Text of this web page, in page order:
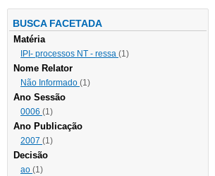
BUSCA FACETADA
Matéria
IPI- processos NT - ressa (1)
Nome Relator
Não Informado (1)
Ano Sessão
0006 (1)
Ano Publicação
2007 (1)
Decisão
ao (1)